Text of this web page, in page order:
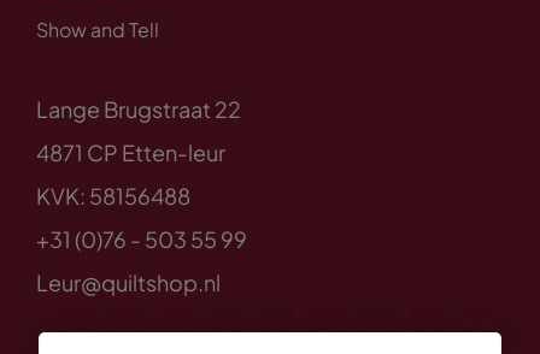
Show and Tell
Lange Brugstraat 22
4871 CP Etten-leur
KVK: 58156488
+31 (0)76 - 503 55 99
Leur@quiltshop.nl